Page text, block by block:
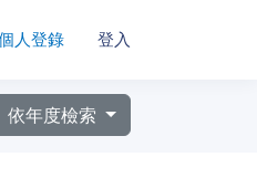
人登錄 登入
依年度檢索